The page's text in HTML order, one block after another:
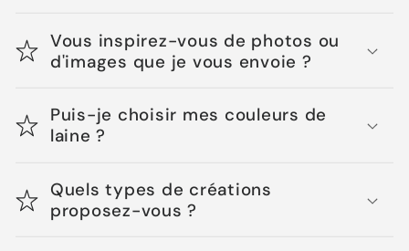
Vous inspirez-vous de photos ou
d'images que je vous envoie ?
Puis-je choisir mes couleurs de
laine ?
Quels types de créations
proposez-vous ?